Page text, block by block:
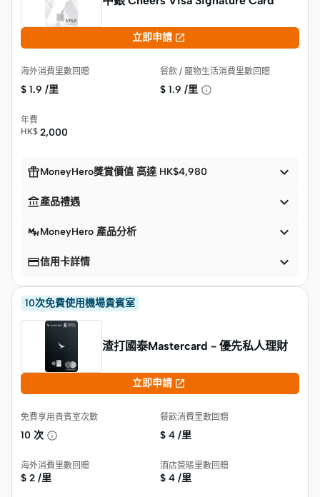
立即申請 
海外消費里數回贈
$ 1.9 /里
餐飲 / 寵物生活消費里數回贈
$ 1.9 /里
年費
HK$ 2,000
MoneyHero獎賞價值 高達 HK$4,980 
產品禮遇 
MoneyHero 產品分析 
信用卡詳情 
10次免費使用機場貴賓室
渣打國泰Mastercard - 優先私人理財
立即申請 
免費享用貴賓室次數
10 次
餐飲消費里數回贈
$ 4 /里
海外消費里數回贈
$ 2 /里
酒店簽賬里數回贈
$ 4 /里